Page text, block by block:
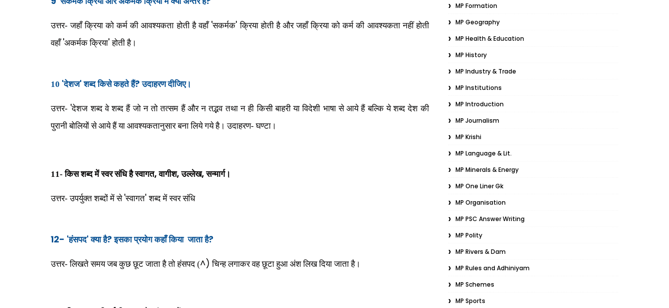
उत्तर- जहाँ क्रिया को कर्म की आवश्यकता होती है वहाँ 'सकर्मक'क्रिया होती है और जहाँ क्रिया को कर्म की आवश्यकता नहीं होती
वहाँ 'अकर्मक क्रिया'होती है।
10 'देशज'शब्द किसे कहते हैं?उदाहरण दीजिए।
उत्तर- 'देशज शब्द वे शब्द हैं जो न तो तत्सम हैं और न तद्भव तथा न ही किसी बाहरी या विदेशी भाषा से आये हैं बल्कि ये शब्द देश की
पुरानी बोलियों से आये हैं या आवश्यकतानुसार बना लिये गये है। उदाहरण- घण्टा।
11- किस शब्द में स्वर संधि है स्वागत,वागीश,उल्लेख,सन्मार्ग।
उत्तर- उपर्युक्त शब्दों में से 'स्वागत'शब्द में स्वर संधि
12- 'हंसपद'क्या है?इसका प्रयोग कहाँ कियाजाता है?
उत्तर- लिखते समय जब कुछ छूट जाता है तो हंसपद (^)चिन्ह लगाकर वह छूटा हुआ अंश लिख दिया जाताहै।
MP Formation
MP Geography
MP Health & Education
MP History
MP Industry & Trade
MP Institutions
MP Introduction
MP Journalism
MP Krishi
MP Language & Lit.
MP Minerals & Energy
MP One Liner Gk
MP Organisation
MP PSC Answer Writing
MP Polity
MP Rivers & Dam
MP Rules and Adhiniyam
MP Schemes
MP Sports